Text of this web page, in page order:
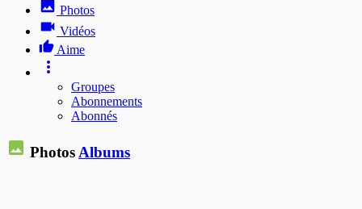
Photos
Vidéos
Aime
Groupes
Abonnements
Abonnés
PhotosAlbums